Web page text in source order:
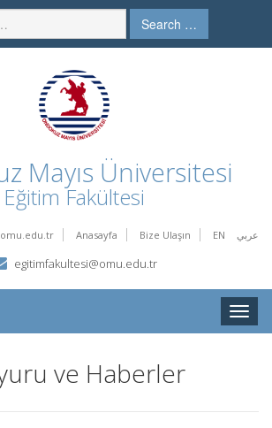
Search …
Mayıs Üniversitesi
Eğitim Fakültesi
omu.edu.tr Anasayfa Bize Ulaşın EN عربي
egitimfakultesi@omu.edu.tr
Toggle
ve Haberler